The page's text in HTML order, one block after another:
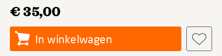
€ 35,00
In winkelwagen